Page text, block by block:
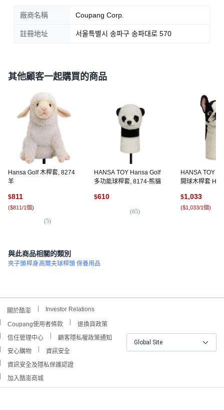
廠商名稱 Coupang Corp.
註冊地址 서울특별시 송파구 송파대로 570
其他顧客一起購買的商品
Hansa Golf 木桿套, 8274
羊
$811
($811/1個)
(5)
HANSA TOY Hansa Golf
多功能球桿套, 8174-熊貓
$610
(65)
HANSA TOY
開球木桿套
$1,033
($1,033/1個)
與此商品相關的類別
夾子頭桿身 高爾夫球桿頭 保養用品
關於酷澎 Investor Relations
Coupang使用者條款
退換貨政策
信任管理中心
顧客隱私權政策通知
安心購物
資訊安全
資訊安全及隱私保護認證
加入酷澎商城
Global Site